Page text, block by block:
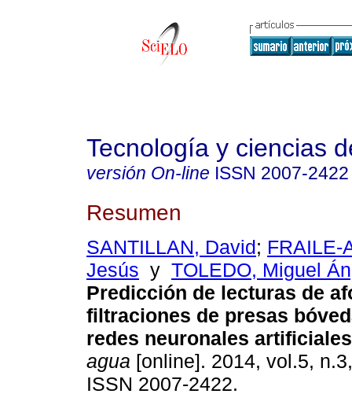
Tecnología y ciencias
versión On-line ISSN 2007-2422
Resumen
SANTILLAN, David; FRAILE-
Jesús y TOLEDO, Miguel
Predicción de lecturas de
filtraciones de presas
redes neuronales artificiales
agua [online]. 2014, vol.5,
ISSN 2007-2422.